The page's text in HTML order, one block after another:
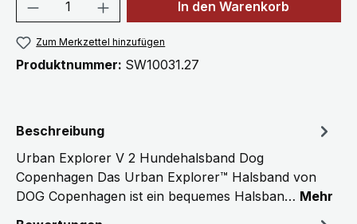
In den Warenkorb
Zum Merkzettel hinzufügen
Produktnummer: SW10031.27
Beschreibung
Urban Explorer V 2 Hundehalsband Dog
Copenhagen Das Urban Explorer™ Halsband von
DOG Copenhagen ist ein bequemes Halsban… Mehr